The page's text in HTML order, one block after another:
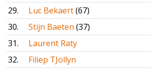
29.
Luc Bekaert(67)
30.
Stijn Baeten (37)
31.
Laurent Raty
32.
Filiep TJollyn